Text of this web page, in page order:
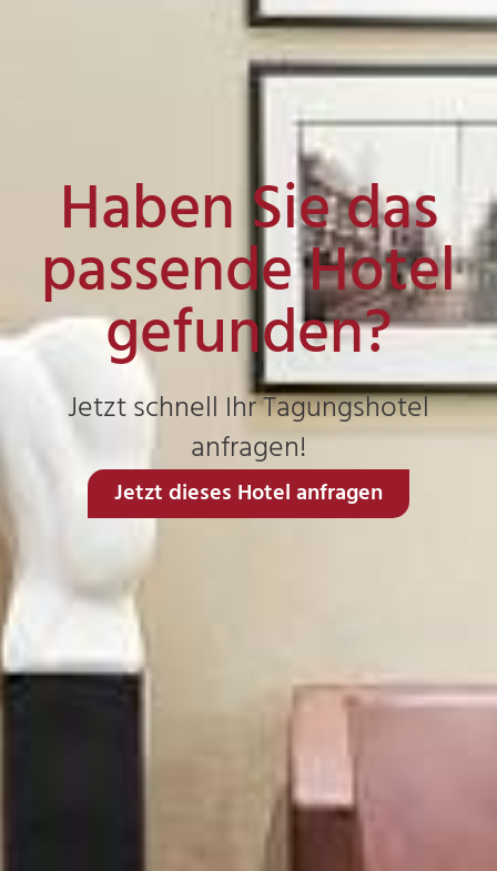
Haben Sie das
passende Hotel
gefunden?
Jetzt schnell Ihr Tagungshotel
anfragen!
Jetzt dieses Hotel anfragen